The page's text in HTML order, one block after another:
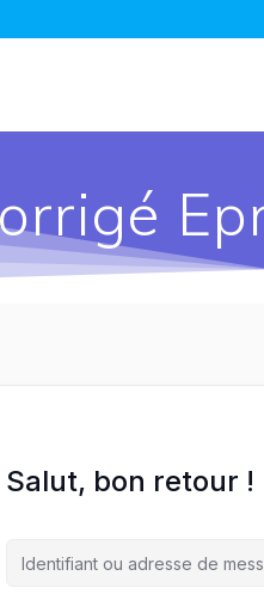
Salut, bon retour !